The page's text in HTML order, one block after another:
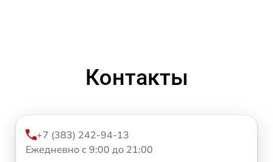
Контакты
+7 (383) 242-94-13
Ежедневно с 9:00 до 21:00